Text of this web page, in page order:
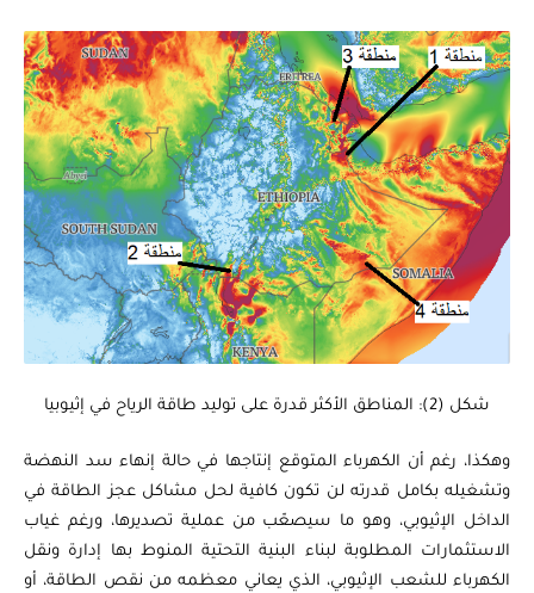
شكل (2): المناطق الأكثر قدرة على توليد طاقة الرياح في إثيوبيا
وهكذا، رغم أن الكهرباء المتوقع إنتاجها في حالة إنهاء سد النهضة
وتشغيله بكامل قدرته لن تكون كافية لحل مشاكل عجز الطاقة في
الداخل الإثيوبي، وهو ما سيصعّب من عملية تصديرها، ورغم غياب
الاستثمارات المطلوبة لبناء البنية التحتية المنوط بها إدارة ونقل
الكهرباء للشعب الإثيوبي، الذي يعاني معظمه من نقص الطاقة، أو